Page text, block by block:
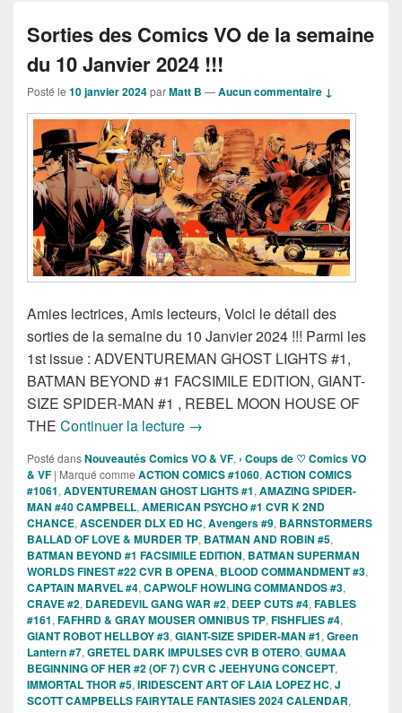
Sorties des Comics VO de la semaine
du 10 Janvier 2024 !!!
Posté le 10 janvier 2024parMatt B —Aucun commentaire ↓
Amies lectrices, Amis lecteurs, Voici le détail des
sorties de la semaine du 10 Janvier 2024 !!! Parmi les
1st issue : ADVENTUREMAN GHOST LIGHTS #1,
BATMAN BEYOND #1 FACSIMILE EDITION, GIANT-
SIZE SPIDER-MAN #1 , REBEL MOON HOUSE OF
THE Continuer la lecture Sorties des Comics VO de la
→
Posté dansNouveautés Comics VO & VF, › Coups de ♡ Comics VO
& VF | Marqué comme ACTION COMICS #1060, ACTION COMICS
#1061, ADVENTUREMAN GHOST LIGHTS #1, AMAZING SPIDER-
MAN #40 CAMPBELL, AMERICAN PSYCHO #1 CVR K 2ND
CHANCE, ASCENDER DLX ED HC, Avengers #9, BARNSTORMERS
BALLAD OF LOVE & MURDER TP, BATMAN AND ROBIN #5,
BATMAN BEYOND #1 FACSIMILE EDITION, BATMAN SUPERMAN
WORLDS FINEST #22 CVR B OPENA, BLOOD COMMANDMENT #3,
CAPTAIN MARVEL #4, CAPWOLF HOWLING COMMANDOS #3,
CRAVE #2, DAREDEVIL GANG WAR #2, DEEP CUTS #4, FABLES
#161, FAFHRD & GRAY MOUSER OMNIBUS TP, FISHFLIES #4,
GIANT ROBOT HELLBOY #3, GIANT-SIZE SPIDER-MAN #1, Green
Lantern #7, GRETEL DARK IMPULSES CVR B OTERO, GUMAA
BEGINNING OF HER #2 (OF 7) CVR C JEEHYUNG CONCEPT,
IMMORTAL THOR #5, IRIDESCENT ART OF LAIA LOPEZ HC, J
SCOTT CAMPBELLS FAIRYTALE FANTASIES 2024 CALENDAR,